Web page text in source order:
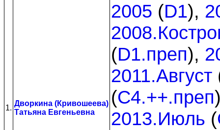
1.
Дворкина (Кривошеева)
Татьяна Евгеньевна
2005 (D1),
(D1.преп),
2011.Август
(C4.++.преп
2013.Июль (